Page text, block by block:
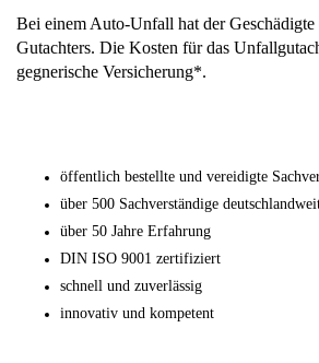
Bei einem Auto-Unfall hat der Geschädigte
Gutachters. Die Kosten für das
gegnerische Versicherung*.
öffentlich bestellte und vereidigte
über 500 Sachverständige
über 50 Jahre Erfahrung
DIN ISO 9001 zertifiziert
schnell und zuverlässig
innovativ und kompetent